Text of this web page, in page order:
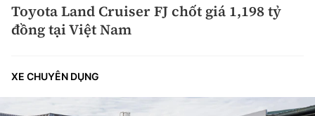
Toyota Land Cruiser FJ chốt giá 1,198 tỷ
đồng tại Việt Nam
XE CHUYÊN DỤNG